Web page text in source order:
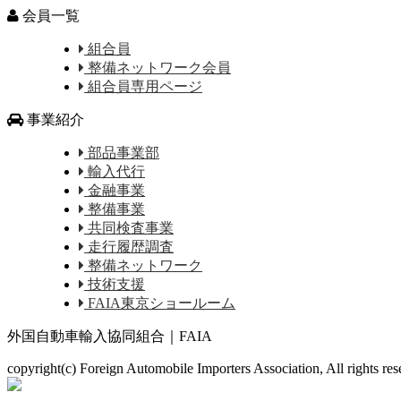
会員一覧
組合員
整備ネットワーク会員
組合員専用ページ
事業紹介
部品事業部
輸入代行
金融事業
整備事業
共同検査事業
走行履歴調査
整備ネットワーク
技術支援
FAIA東京ショールーム
外国自動車輸入協同組合｜FAIA
copyright(c) Foreign Automobile Importers Association, All rights